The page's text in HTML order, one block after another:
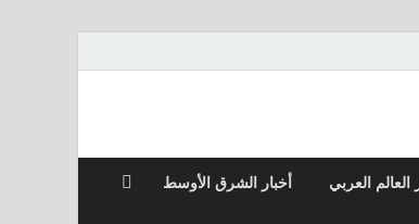
العالم العربي أخبار الشرق الأوسط